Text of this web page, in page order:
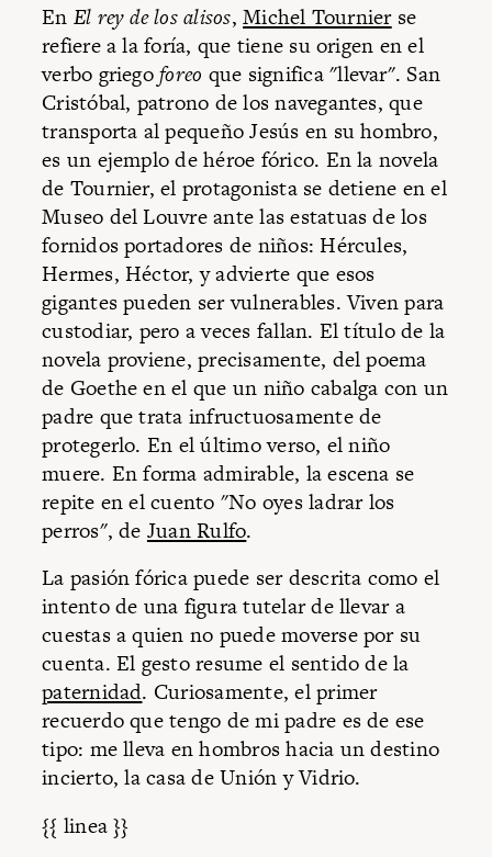
En El rey de los alisos,Michel Tournierse
refiere a la foría, que tiene su origen en el
verbo griegoforeo que significa "llevar". San
Cristóbal, patrono de los navegantes, que
transporta al pequeño Jesús en su hombro,
es un ejemplo de héroe fórico. En la novela
de Tournier, el protagonista se detiene en el
Museo del Louvre ante las estatuas de los
fornidos portadores de niños: Hércules,
Hermes, Héctor, y advierte que esos
gigantes pueden ser vulnerables. Viven para
custodiar, pero a veces fallan. El título de la
novela proviene, precisamente, del poema
de Goethe en el que un niño cabalga con un
padre que trata infructuosamente de
protegerlo. En el último verso, el niño
muere. En forma admirable, la escena se
repite en el cuento "No oyes ladrar los
perros", de Juan Rulfo.
La pasión fórica puede ser descrita como el
intento de una figura tutelar de llevar a
cuestas a quien no puede moverse por su
cuenta. El gesto resume el sentido de la
paternidad. Curiosamente, el primer
recuerdo que tengo de mi padre es de ese
tipo: me lleva en hombros hacia un destino
incierto, la casa de Unión y Vidrio.
{{ linea }}